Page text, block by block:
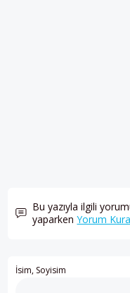
Bu yazıyla ilgili
yaparkenYorum
İsim, Soyisim